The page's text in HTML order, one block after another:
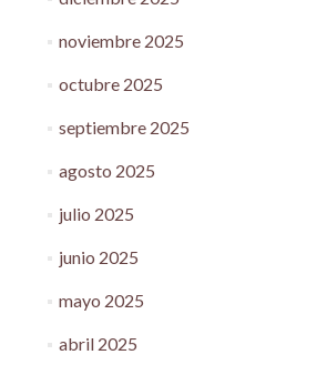
noviembre 2025
octubre 2025
septiembre 2025
agosto 2025
julio 2025
junio 2025
mayo 2025
abril 2025